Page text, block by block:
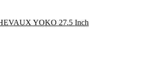
YOKO 27.5 Inch